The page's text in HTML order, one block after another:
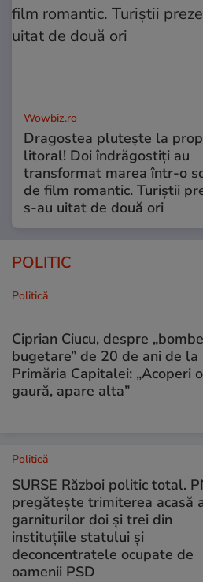
Wowbiz.ro
Dragostea plutește la
litoral! Doi îndrăgostiți au
transformat marea într-o
de film romantic. Turiștii
s-au uitat de două ori
POLITIC
Politică
Ciprian Ciucu, despre
bugetare” de 20 de ani de la
Primăria Capitalei: „Acoperi o
gaură, apare alta”
Politică
SURSE Război politic total.
pregătește trimiterea acasă
garniturilor doi și trei din
instituțiile statului și
deconcentratele ocupate de
oamenii PSD